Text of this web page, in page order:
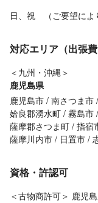
日、祝 （ご要望によ
対応エリア（出張費
＜九州・沖縄＞
鹿児島県
鹿児島市 南さつま市
姶良郡湧水町 霧島市
薩摩郡さつま町 指宿
薩摩川内市
日置市
資格・許認可
＜古物商許可＞ 鹿児